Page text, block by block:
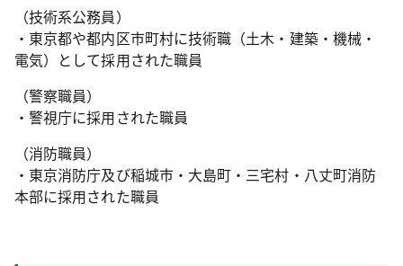
（技術系公務員）
・東京都や都内区市町村に技術職（土木・建築・機械・
電気）として採用された職員
（警察職員）
・警視庁に採用された職員
（消防職員）
・東京消防庁及び稲城市・大島町・三宅村・八丈町消防
本部に採用された職員